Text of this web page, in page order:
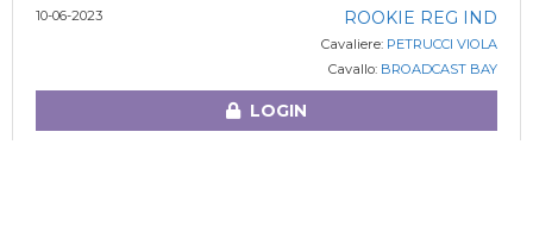
10-06-2023 ROOKIE REG IND
Cavaliere: PETRUCCI VIOLA
Cavallo: BROADCAST BAY
LOGIN